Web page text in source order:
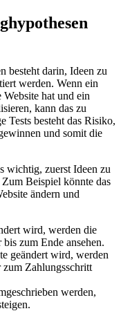
besteht darin, Ideen zu
werden. Wenn ein
hat und ein
kann das zu
Tests besteht das Risiko,
und somit die
wichtig, zuerst Ideen zu
Beispiel könnte das
ändern und
wird, werden die
zum Ende ansehen.
geändert wird, werden
Zahlungsschritt
werden,